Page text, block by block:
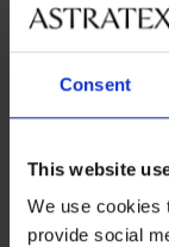
Consent
This website
We use cookies
provide social
A leggyakrabban
A leggyakrabban
M
S L